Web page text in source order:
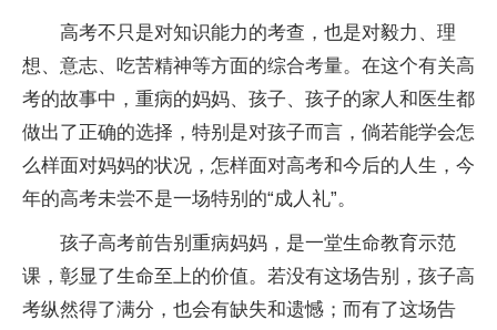
高考不只是对知识能力的考查，也是对毅力、理
想、意志、吃苦精神等方面的综合考量。在这个有关高
考的故事中，重病的妈妈、孩子、孩子的家人和医生都
做出了正确的选择，特别是对孩子而言，倘若能学会怎
么样面对妈妈的状况，怎样面对高考和今后的人生，今
年的高考未尝不是一场特别的“成人礼”。
孩子高考前告别重病妈妈，是一堂生命教育示范
课，彰显了生命至上的价值。若没有这场告别，孩子高
考纵然得了满分，也会有缺失和遗憾；而有了这场告